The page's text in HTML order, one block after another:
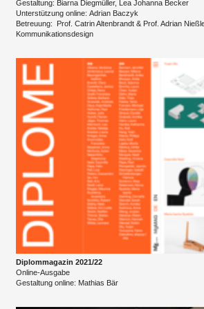
Gestaltung: Biarna Diegmüller, Lea Johanna Becker
Unterstützung online: Adrian Baczyk
Betreuung: Prof. Catrin Altenbrandt & Prof. Adrian
Kommunikationsdesign
Diplommagazin 2021/22
Online-Ausgabe
Gestaltung online: Mathias Bär